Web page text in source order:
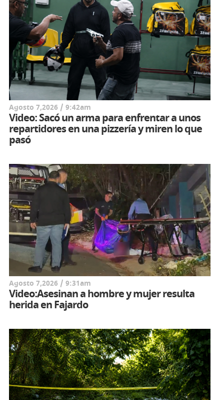
Agosto 7,2026 / 9:42am
Video: Sacó un arma para enfrentar a unos
repartidores en una pizzería y miren lo que
pasó
Agosto 7,2026 / 9:31am
Video:Asesinan a hombre y mujer resulta
herida en Fajardo